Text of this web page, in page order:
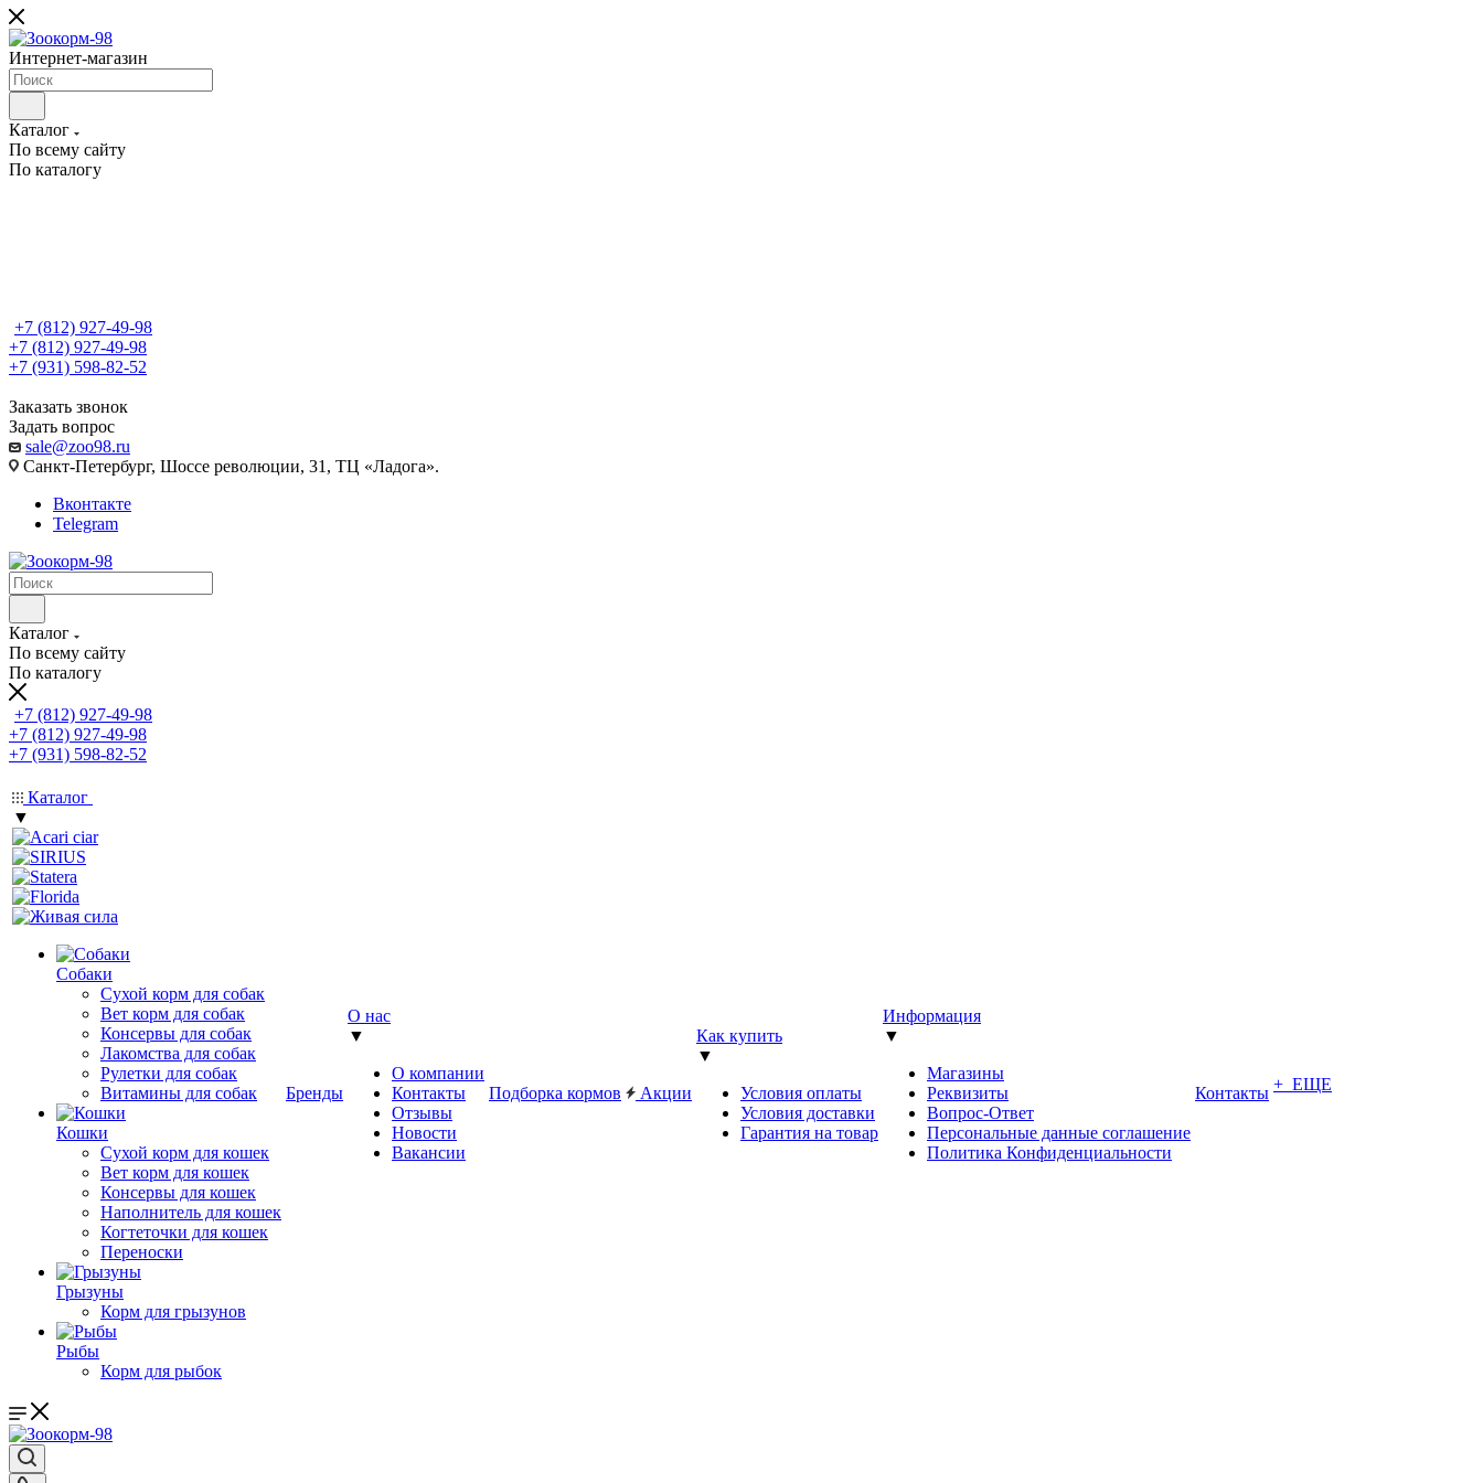
Интернет-магазин
Каталог
По всему сайту
По каталогу
+7 (812) 927-49-98
+7 (812) 927-49-98
+7 (931) 598-82-52
Заказать звонок
Задать вопрос
sale@zoo98.ru
Санкт-Петербург, Шоссе революции, 31, ТЦ «Ладога».
Вконтакте
Telegram
Каталог
По всему сайту
По каталогу
+7 (812) 927-49-98
+7 (812) 927-49-98
+7 (931) 598-82-52
Каталог
▼
Собаки
Сухой корм для собак
Вет корм для собак
Консервы для собак
Лакомства для собак
Рулетки для собак
Витамины для собак
Кошки
Сухой корм для кошек
Вет корм для кошек
Консервы для кошек
Наполнитель для кошек
Когтеточки для кошек
Переноски
Грызуны
Корм для грызунов
Рыбы
Корм для рыбок
Бренды
О нас
▼
О компании
Контакты
Отзывы
Новости
Вакансии
Подборка кормов Акции
Как купить
▼
Условия оплаты
Условия доставки
Гарантия на товар
Информация
▼
Магазины
Реквизиты
Вопрос-Ответ
Персональные данные соглашение
Политика Конфиденциальности
Контакты + ЕЩЕ